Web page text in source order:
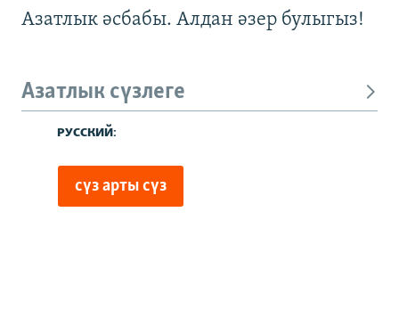
Азатлык әсбабы. Алдан әзер булыгыз!
Азатлык сүзлеге